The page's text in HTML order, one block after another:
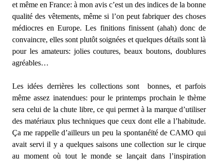
et même en France: à mon avis c’est un des indices de la bonne
qualité des vêtements, même si l’on peut fabriquer des choses
médiocres en Europe. Les finitions finissent (ahah) donc de
convaincre, elles sont plutôt soignées et quelques détails sont là
pour les amateurs: jolies coutures, beaux boutons, doublures
agréables…
Les idées derrières les collections sont bonnes, et parfois
même assez inatendues: pour le printemps prochain le thème
sera celui de la chute libre, ce qui permet à la marque d’utiliser
des matériaux plus techniques que ceux dont elle a l’habitude.
Ça me rappelle d’ailleurs un peu la spontanéïté de CAMO qui
avait servi il y a quelques saisons une collection sur le cirque
au moment où tout le monde se lançait dans l’inspiration